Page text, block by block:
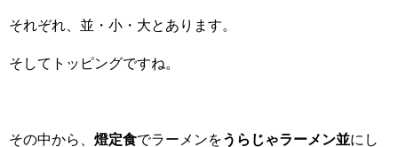
それぞれ、並・小・大とあります。
そしてトッピングですね。
その中から、 燈定食でラーメンをうらじゃラーメン並にし